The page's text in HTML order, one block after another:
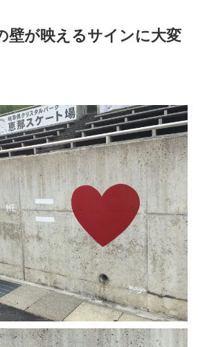
壁が映えるサインに大変